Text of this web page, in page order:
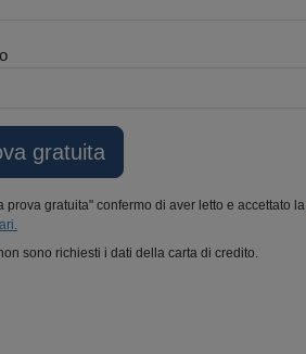
prova gratuita" confermo di aver letto e accettato la
sono richiesti i dati della carta di credito.